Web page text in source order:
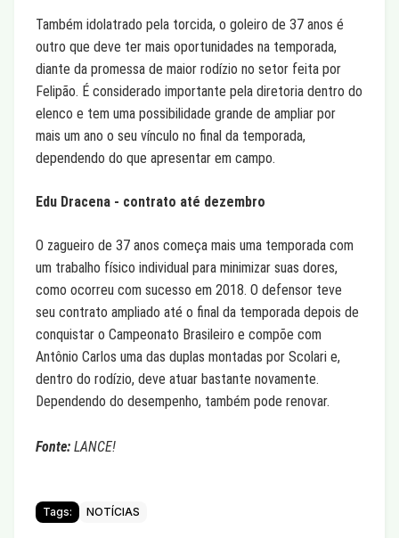
Também idolatrado pela torcida, o goleiro de 37 anos é
outro que deve ter mais oportunidades na temporada,
diante da promessa de maior rodízio no setor feita por
Felipão. É considerado importante pela diretoria dentro do
elenco e tem uma possibilidade grande de ampliar por
mais um ano o seu vínculo no final da temporada,
dependendo do que apresentar em campo.
Edu Dracena - contrato até dezembro
O zagueiro de 37 anos começa mais uma temporada com
um trabalho físico individual para minimizar suas dores,
como ocorreu com sucesso em 2018. O defensor teve
seu contrato ampliado até o final da temporada depois de
conquistar o Campeonato Brasileiro e compõe com
Antônio Carlos uma das duplas montadas por Scolari e,
dentro do rodízio, deve atuar bastante novamente.
Dependendo do desempenho, também pode renovar.
Fonte: LANCE!
Tags: NOTÍCIAS